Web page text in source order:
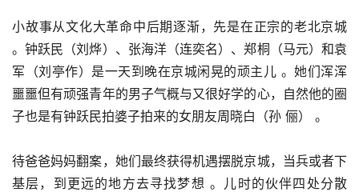
小故事从文化大革命中后期逐渐，先是在正宗的老北京城
。钟跃民（刘烨）、张海洋（连奕名）、郑桐（马元）和袁
军（刘亭作）是一天到晚在京城闲晃的顽主儿 。她们浑浑
噩噩但有顽强青年的男子气概与又很好学的心，自然他的圈
子也是有钟跃民拍婆子拍来的女朋友周晓白（孙 俪） 。
待爸爸妈妈翻案，她们最终获得机遇摆脱京城，当兵或者下
基层，到更远的地方去寻找梦想 。儿时的伙伴四处分散